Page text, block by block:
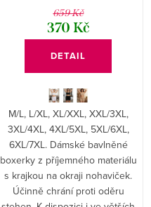
nohavičkou Moraj
659 Kč
370 Kč
DETAIL
M/L, L/XL, XL/XXL, XXL/3XL,
3XL/4XL, 4XL/5XL, 5XL/6XL,
6XL/7XL. Dámské bavlněné
boxerky z příjemného materiálu
s krajkou na okraji nohaviček.
Účinně chrání proti oděru